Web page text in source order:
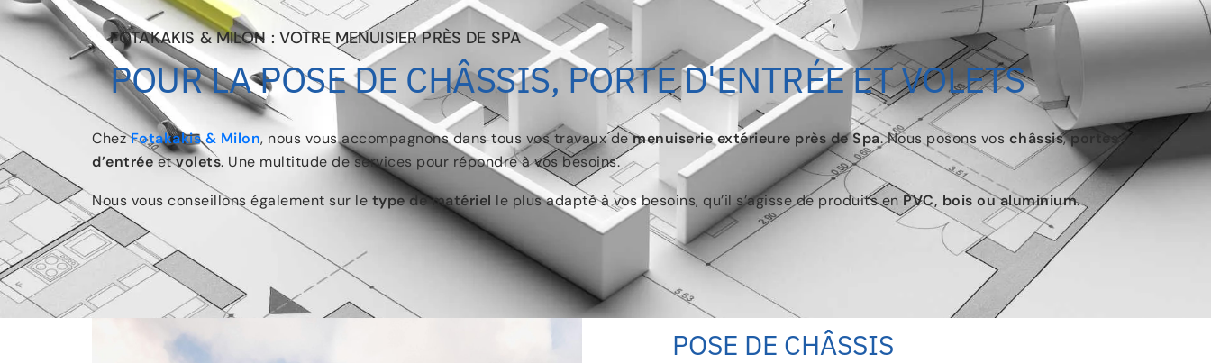
FOTAKAKIS & MILON : VOTRE MENUISIER PRÈS DE SPA
POUR LA POSE DE CHÂSSIS, PORTE D'ENTRÉE ET VOLETS
ChezFotakakis & Milon, nous vous accompagnons dans tous vos travaux demenuiserie extérieure près de Spa. Nous posons vos châssis,portes
d’entréeetvolets. Une multitude de services pour répondre à vos besoins.
Nous vous conseillons également sur le type de matériel le plus adapté à vos besoins, qu’il s’agisse de produits en PVC, bois ou aluminium.
POSE DE CHÂSSIS